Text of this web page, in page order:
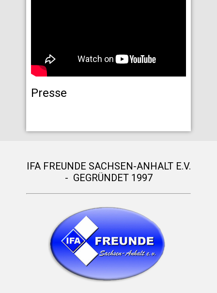
Presse
IFA FREUNDE SACHSEN-ANHALT E.V.
- GEGRÜNDET 1997